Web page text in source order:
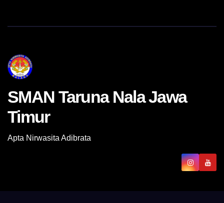
SMAN Taruna Nala Jawa
Timur
Apta Nirwasita Adibrata